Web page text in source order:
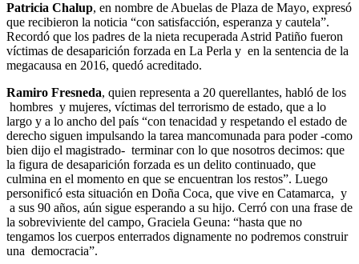
Patricia Chalup, en nombre de Abuelas de Plaza de Mayo, expresó
que recibieron la noticia “con satisfacción, esperanza y cautela”.
Recordó que los padres de la nieta recuperada Astrid Patiño fueron
víctimas de desaparición forzada en La Perla y en la sentencia de la
megacausa en 2016, quedó acreditado.
Ramiro Fresneda, quien representa a 20 querellantes, habló de los
hombres y mujeres, víctimas del terrorismo de estado, que a lo
largo y a lo ancho del país “con tenacidad y respetando el estado de
derecho siguen impulsando la tarea mancomunada para poder -como
bien dijo el magistrado- terminar con lo que nosotros decimos: que
la figura de desaparición forzada es un delito continuado, que
culmina en el momento en que se encuentran los restos”. Luego
personificó esta situación en Doña Coca, que vive en Catamarca, y
a sus 90 años, aún sigue esperando a su hijo. Cerró con una frase de
la sobreviviente del campo, Graciela Geuna: “hasta que no
tengamos los cuerpos enterrados dignamente no podremos construir
una democracia”.